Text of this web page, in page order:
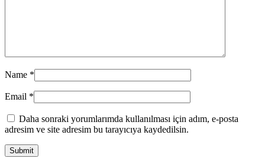
Name *
Email *
Daha sonraki yorumlarımda kullanılması için adım, e-posta
adresim ve site adresim bu tarayıcıya kaydedilsin.